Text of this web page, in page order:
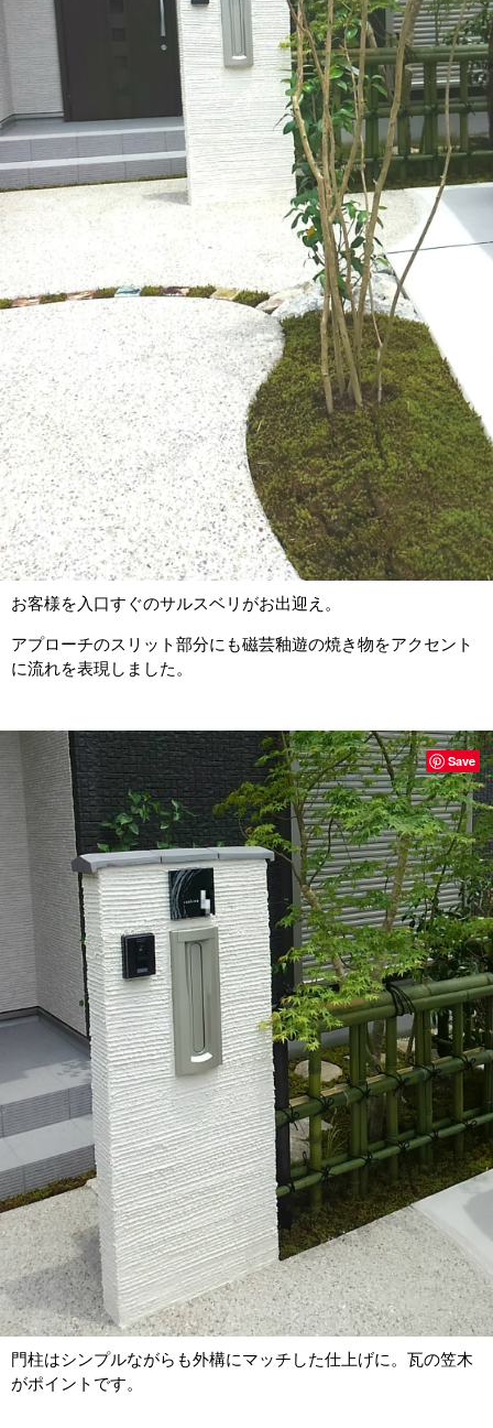
お客様を入口すぐのサルスベリがお出迎え。
アプローチのスリット部分にも磁芸釉遊の焼き物をアクセント
に流れを表現しました。
門柱はシンプルながらも外構にマッチした仕上げに。瓦の笠木
がポイントです。
Save